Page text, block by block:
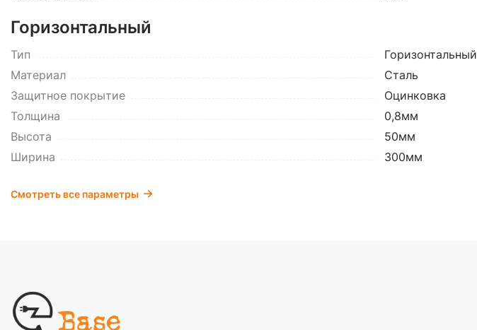
Горизонтальный
Тип
Горизонтальный
Материал
Сталь
Защитное покрытие
Оцинковка
Толщина
0,8мм
Высота
50мм
Ширина
300мм
Смотреть все параметры